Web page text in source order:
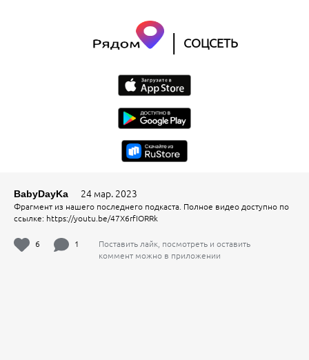
| СОЦСЕТЬ
BabyDayKa 24 мар. 2023
Фрагмент из нашего последнего подкаста. Полное видео доступно по
ссылке: https://youtu.be/47X6rfIORRk
6 1
Поставить лайк, посмотреть и оставить
коммент можно в приложении